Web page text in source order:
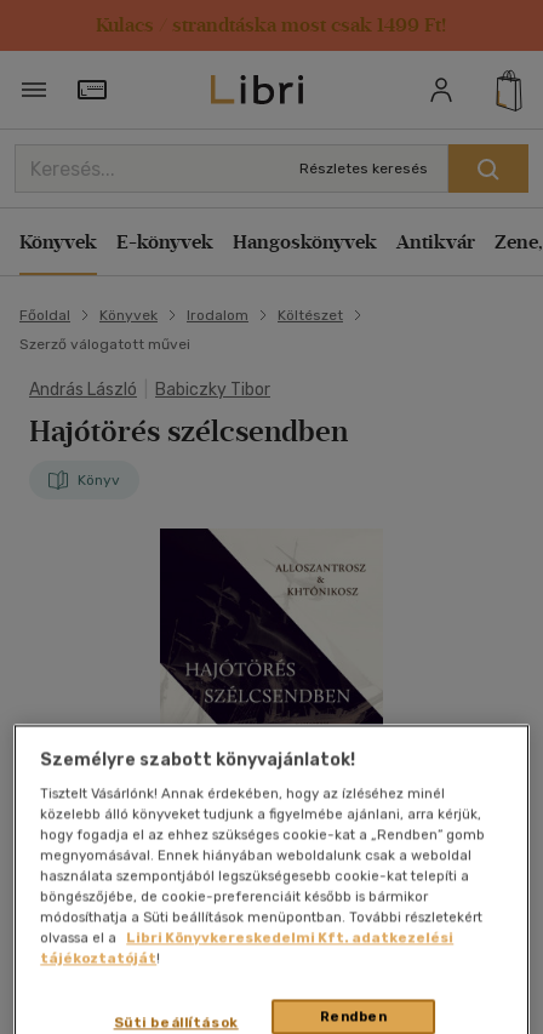
Kulacs / strandtáska most csak 1499 Ft!
Törzsvásárlói Kártya adatai
Részletes keresés
Könyvek E-könyvek Hangoskönyvek Antikvár
Főoldal Könyvek Irodalom
Költészet
Szerző válogatott művei
András László Babiczky Tibor
Hajótörés szélcsendben
Könyv
Kívánságlistához adom Megosztom
Személyre szabott könyvajánlatok!
Tisztelt Vásárlónk! Annak érdekében, hogy az ízléséhez minél
közelebb álló könyveket tudjunk a figyelmébe ajánlani, arra kérjük,
hogy fogadja el az ehhez szükséges cookie-kat a „Rendben” gomb
megnyomásával. Ennek hiányában weboldalunk csak a weboldal
használata szempontjából legszükségesebb cookie-kat telepíti a
böngészőjébe, de cookie-preferenciáit később is bármikor
módosíthatja a Süti beállítások menüpontban. További részletekért
olvassa el a
Libri Könyvkereskedelmi Kft. adatkezelési
tájékoztatóját!
Rendben
Süti beállítások